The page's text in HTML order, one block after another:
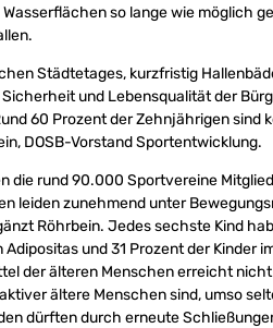
so lange wie möglich
Städtetages, kurzfristig
und Lebensqualität der
60 Prozent der Zehnjährigen sind
DOSB-Vorstand Sportentwicklung.
die rund 90.000 Sportvereine
leiden zunehmend unter
Röhrbein. Jedes sechste Kind
und 31 Prozent der Kinder
der älteren Menschen erreicht
ältere Menschen sind, umso
dürften durch erneute